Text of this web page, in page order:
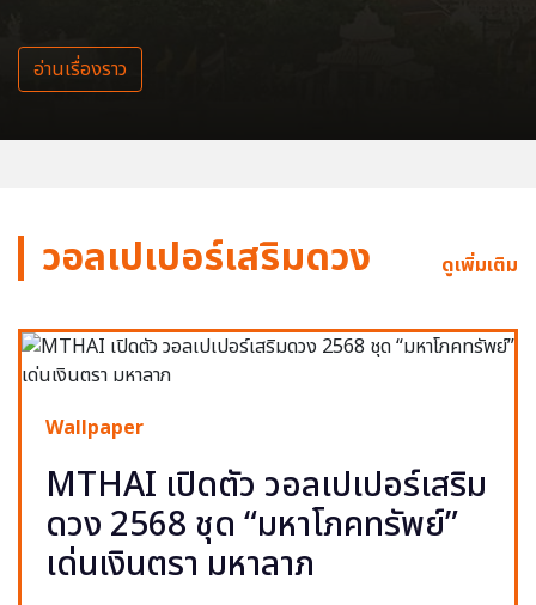
อ่านเรื่องราว
วอลเปเปอร์เสริมดวง ดูเพิ่มเติม
Wallpaper
MTHAI เปิดตัว วอลเปเปอร์เสริม
ดวง 2568 ชุด “มหาโภคทรัพย์”
เด่นเงินตรา มหาลาภ